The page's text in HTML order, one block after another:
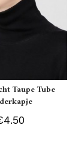
Taupe Tube